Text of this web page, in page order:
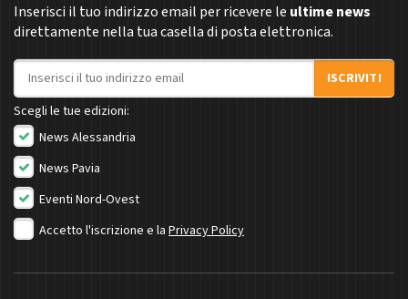
Inserisci il tuo indirizzo email per ricevere le ultime news
direttamente nella tua casella di posta elettronica.
Indirizzo email
ISCRIVITI
Scegli le tue edizioni:
News Alessandria
News Pavia
Eventi Nord-Ovest
Accetto l'iscrizione e la Privacy Policy